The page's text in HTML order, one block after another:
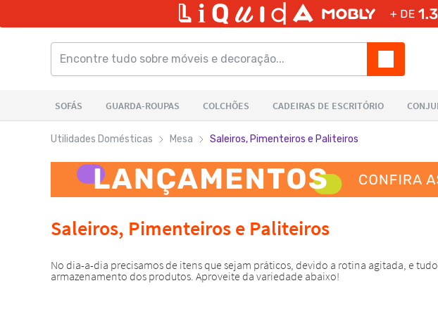
Utilidades Domésticas Mesa Saleiros, Pimenteiros e Paliteiros